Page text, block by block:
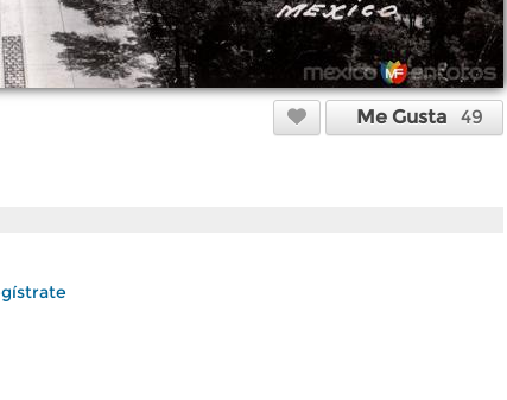
Me Gusta 49